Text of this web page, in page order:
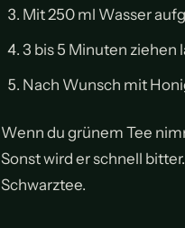
Mit 250 ml Wasser
3 bis 5 Minuten ziehen
Nach Wunsch mit
Wenn du grünem Tee
Sonst wird er schnell
Schwarztee.